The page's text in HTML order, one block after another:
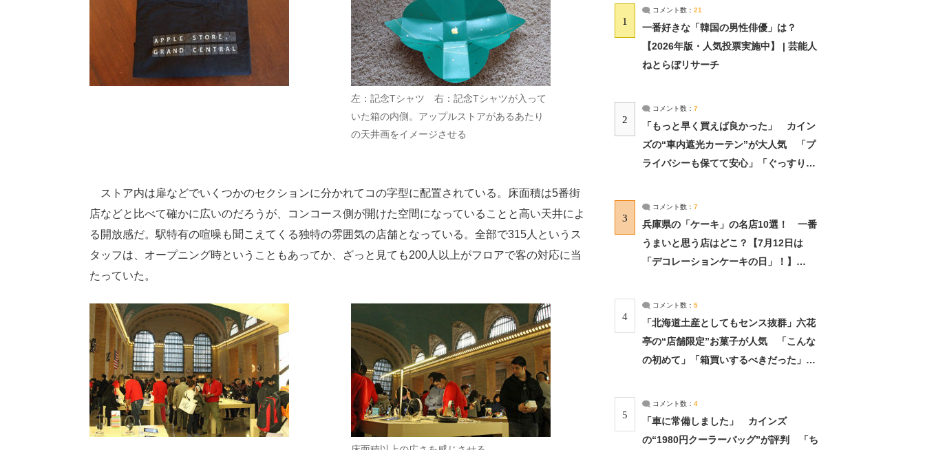
左：記念Tシャツ 右：記念Tシャツが入って
いた箱の内側。アップルストアがあるあたり
の天井画をイメージさせる
ストア内は扉などでいくつかのセクションに分かれてコの字型に配置されている。床面積は5番街
店などと比べて確かに広いのだろうが、コンコース側が開けた空間になっていることと高い天井によ
る開放感だ。駅特有の喧噪も聞こえてくる独特の雰囲気の店舗となっている。全部で315人というス
タッフは、オープニング時ということもあってか、ざっと見ても200人以上がフロアで客の対応に当
たっていた。
1
コメント数： 21
一番好きな「韓国の男性俳優」は？
【2026年版・人気投票実施中】 | 芸能人
ねとらぼリサーチ
2
コメント数： 7
「もっと早く買えば良かった」 カイン
ズの“車内遮光カーテン”が大人気 「プ
ライバシーも保てて安心」「ぐっすり眠
3
コメント数： 7
兵庫県の「ケーキ」の名店10選！ 一番
うまいと思う店はどこ？【7月12日は
「デコレーションケーキの日」！】
4
コメント数： 5
「北海道土産としてもセンス抜群」六花
亭の“店舗限定”お菓子が人気 「こんな
の初めて」「箱買いするべきだった」
5
コメント数： 4
「車に常備しました」 カインズ
の“1980円クーラーバッグ”が評判 「ち